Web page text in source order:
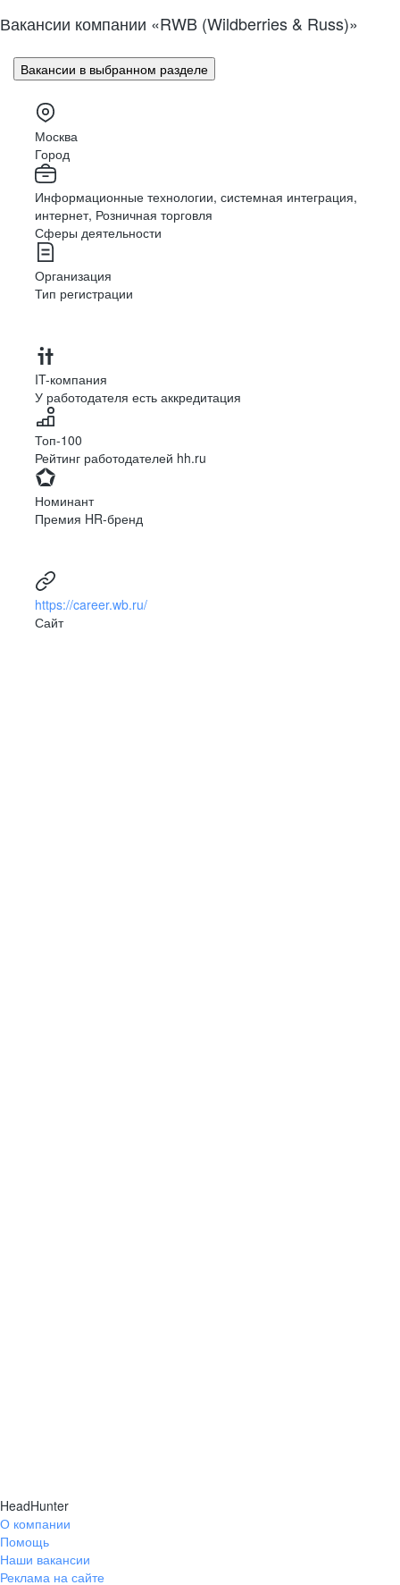
Вакансии компании «RWB (Wildberries & Russ)»
Вакансии в выбранном разделе
Москва
Город
Информационные технологии, системная интеграция,
интернет, Розничная торговля
Сферы деятельности
Организация
Тип регистрации
IT-компания
У работодателя есть аккредитация
Топ-100
Рейтинг работодателей hh.ru
Номинант
Премия HR-бренд
https://career.wb.ru/
Сайт
HeadHunter
О компании
Помощь
Наши вакансии
Реклама на сайте